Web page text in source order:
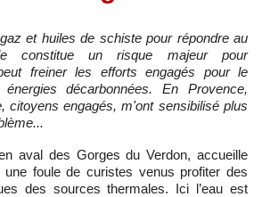
et huiles de schiste pour répondre au
constitue un risque majeur pour
freiner les efforts engagés pour le
décarbonnées. En Provence,
citoyens engagés, m'ont sensibilisé plus
aval des Gorges du Verdon, accueille
une foule de curistes venus profiter des
des sources thermales. Ici l’eau est